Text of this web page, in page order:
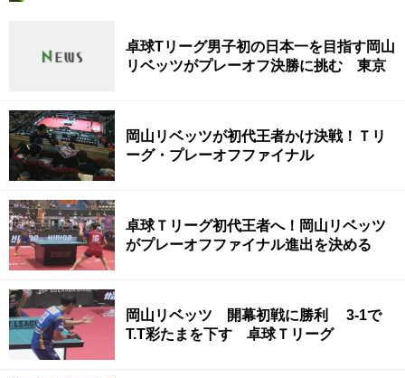
卓球Tリーグ男子初の日本一を目指す岡山
リベッツがプレーオフ決勝に挑む 東京
岡山リベッツが初代王者かけ決戦！Ｔリ
ーグ・プレーオフファイナル
卓球Ｔリーグ初代王者へ！岡山リベッツ
がプレーオフファイナル進出を決める
岡山リベッツ 開幕初戦に勝利 3-1で
T.T彩たまを下す 卓球Ｔリーグ